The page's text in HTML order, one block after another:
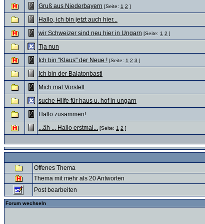
Gruß aus Niederbayern [Seite: 1 2 ]
Hallo, ich bin jetzt auch hier...
wir Schweizer sind neu hier in Ungarn [Seite: 1 2 ]
Tja nun
Ich bin "Klaus" der Neue ! [Seite: 1 2 3 ]
Ich bin der Balatonbasti
Mich mal Vorstell
suche Hilfe für haus u. hof in ungarn
Hallo zusammen!
...äh ... Hallo erstmal... [Seite: 1 2 ]
Offenes Thema
Thema mit mehr als 20 Antworten
Post bearbeiten
Forum wechseln